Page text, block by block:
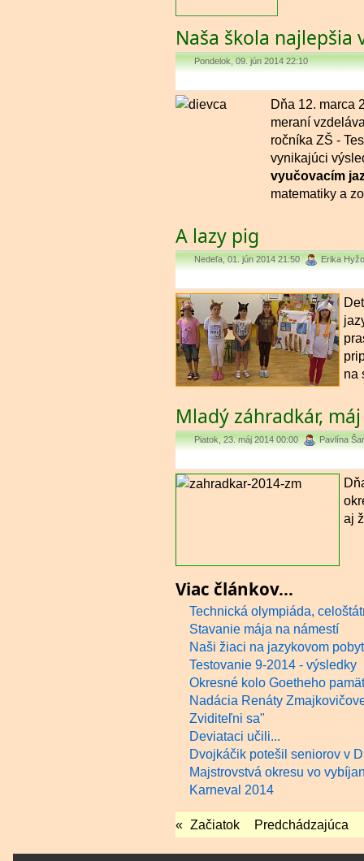
Naša škola najlepšia
Pondelok, 09. jún 2014 22:10
Dňa 12. marca
meraní
ročníka ZŠ -
vynikajúci
vyučovacím
matematiky a
A lazy pig
Nedeľa, 01. jún 2014 21:50 Erika
na
Mladý záhradkár,
Piatok, 23. máj 2014 00:00 Pavlína
aj
Viac článkov...
Technická olympiáda,
Stavanie mája na námestí
Naši žiaci na jazykovom
Testovanie 9-2014 - výsledky
Okresné kolo Goetheho
Nadácia Renáty
Zviditeľni sa"
Deviataci učili...
Dvojkáčik potešil seniorov v
Majstrovstvá okresu vo
Karneval 2014
« Začiatok Predchádzajúca